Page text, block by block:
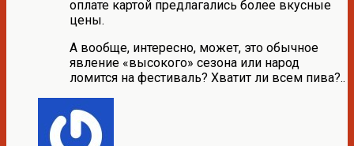
оплате картой предлагались более вкусные
цены.
А вообще, интересно, может, это обычное
явление «высокого» сезона или народ
ломится на фестиваль? Хватит ли всем пива?..